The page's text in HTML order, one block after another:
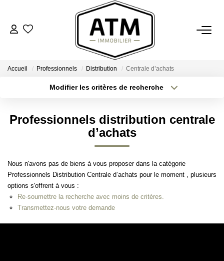
ACHETER
Notre Agence
Nos Engagements
Nos Avis Clients
Accueil Professionnels Distribution Centrale d’achats
Modifier les critères de recherche
Type de bien
Surface min
Créer une alerte
Professionnels distribution centrale
d’achats
Nous n'avons pas de biens à vous proposer dans la catégorie
Professionnels Distribution Centrale d’achats pour le moment , plusieurs
options s'offrent à vous :
Re-soumettre la recherche avec moins de critères.
Transmettez-nous votre demande